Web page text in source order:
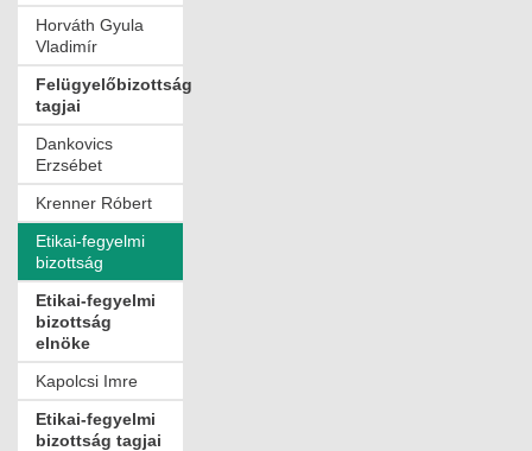
Horváth Gyula
Vladimír
Felügyelőbizottság
tagjai
Dankovics
Erzsébet
Krenner Róbert
Etikai-fegyelmi
bizottság
Etikai-fegyelmi
bizottság
elnöke
Kapolcsi Imre
Etikai-fegyelmi
bizottság tagjai